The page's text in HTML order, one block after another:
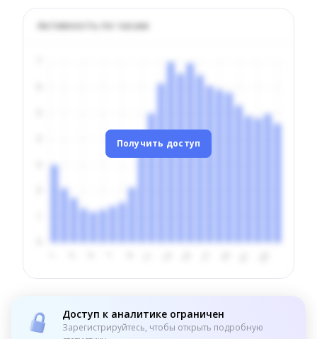
Активность по часам
Получить доступ
Доступ к аналитике ограничен
Зарегистрируйтесь, чтобы открыть подробную